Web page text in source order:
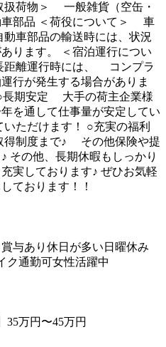
荷物＞ 一般雑貨（空缶・
車部品 ＜荷役について＞ 車
車部品の輸送時には、状況
ります。 ＜宿泊運行につい
離運行時には、 コンプラ
行が発生する場合がありま
長期安定 大手の荷主企業様
を通して仕事量が安定してい
ただけます！ ○充実の福利
制度まで♪ その他保険や提
その他、長期休暇もしっかり
実しております♪ ぜひお気軽
ております！！
賞与あり 休日が多い 日曜休み
ク通勤可女性活躍中
35万円〜45万円